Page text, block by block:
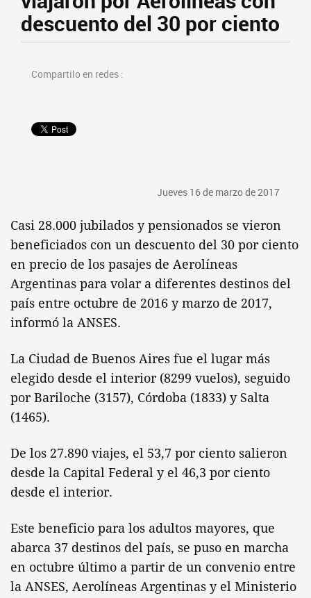
descuento del 30 por ciento
Compartilo en redes :
Jueves 16 de marzo de 2017
Casi 28.000 jubilados y pensionados se vieron
beneficiados con un descuento del 30 por ciento
en precio de los pasajes de Aerolíneas
Argentinas para volar a diferentes destinos del
país entre octubre de 2016 y marzo de 2017,
informó la ANSES.
La Ciudad de Buenos Aires fue el lugar más
elegido desde el interior (8299 vuelos), seguido
por Bariloche (3157), Córdoba (1833) y Salta
(1465).
De los 27.890 viajes, el 53,7 por ciento salieron
desde la Capital Federal y el 46,3 por ciento
desde el interior.
Este beneficio para los adultos mayores, que
abarca 37 destinos del país, se puso en marcha
en octubre último a partir de un convenio entre
la ANSES, Aerolíneas Argentinas y el Ministerio